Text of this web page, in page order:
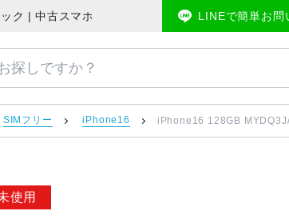
ク | 中古スマホ販売のアメモバマーケットLINEで簡単お問
SIMフリー iPhone16 iPhone16 128GB
使用